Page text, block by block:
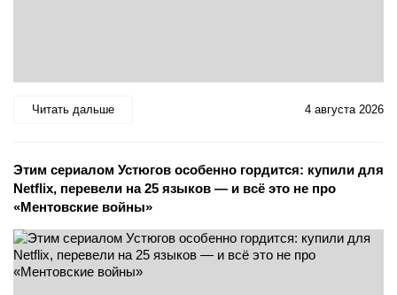
Читать дальше 4 августа 2026
Этим сериалом Устюгов особенно гордится: купили для
Netflix, перевели на 25 языков — и всё это не про
«Ментовские войны»